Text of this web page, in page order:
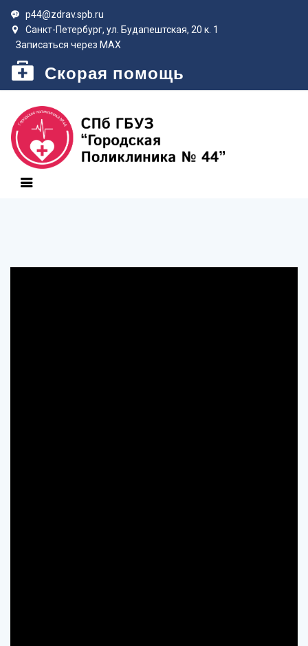
p44@zdrav.spb.ru
Санкт-Петербург, ул. Будапештская, 20 к. 1
Записаться через MAX
Скорая помощь